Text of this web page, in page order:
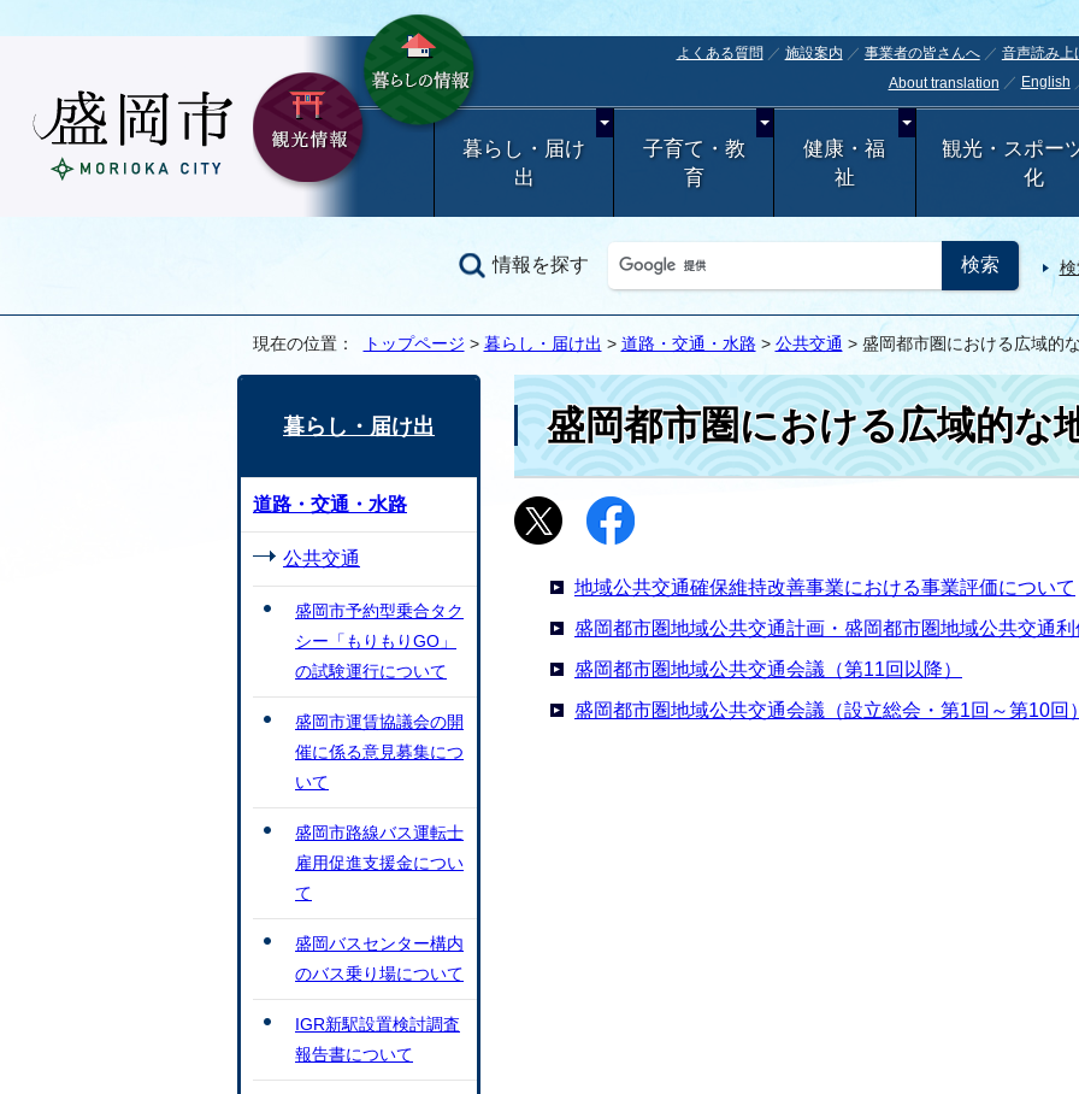
よくある質問 施設案内 事業者の皆さんへ 音声読み上
About translation
English
暮らし・届け
出
子育て・教
育
健康・福
祉
観光・スポー
化
情報を探す
現在の位置： トップページ > 暮らし・届け出 > 道路・交通・水路 > 公共交通 > 盛岡都市圏における広域的
盛岡都市圏における広域的な
地域公共交通確保維持改善事業における事業評価について
盛岡都市圏地域公共交通計画・盛岡都市圏地域公共交通
盛岡都市圏地域公共交通会議（第11回以降）
盛岡都市圏地域公共交通会議（設立総会・第1回～第10回）
暮らし・届け出
道路・交通・水路
公共交通
盛岡市予約型乗合タク
シー「もりもりGO」
の試験運行について
盛岡市運賃協議会の開
催に係る意見募集につ
いて
盛岡市路線バス運転士
雇用促進支援金につい
て
盛岡バスセンター構内
のバス乗り場について
IGR新駅設置検討調査
報告書について